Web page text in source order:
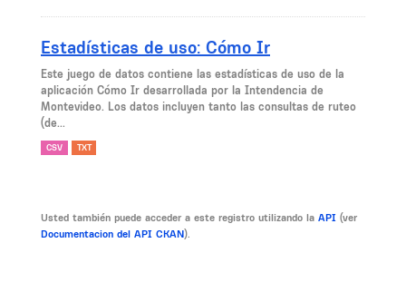
Estadísticas de uso: Cómo Ir
Este juego de datos contiene las estadísticas de uso de la
aplicación Cómo Ir desarrollada por la Intendencia de
Montevideo. Los datos incluyen tanto las consultas de ruteo
(de...
CSV TXT
Usted también puede acceder a este registro utilizando la API (ver
Documentacion del API CKAN).